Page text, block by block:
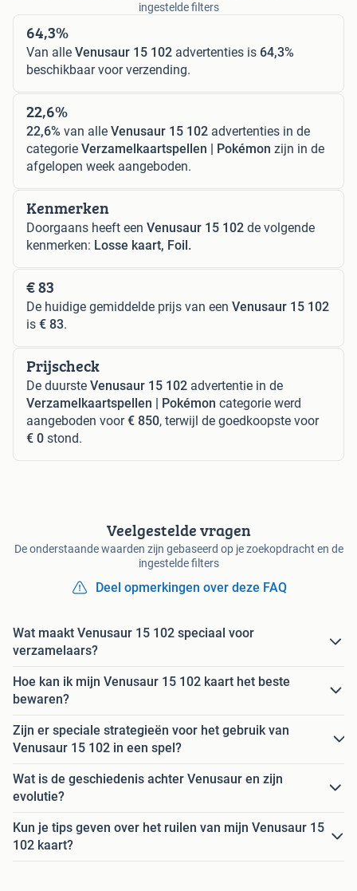
ingestelde filters
64,3%
Van alle Venusaur 15 102 advertenties is 64,3%
beschikbaar voor verzending.
22,6%
22,6% van alle Venusaur 15 102 advertenties in de
categorie Verzamelkaartspellen | Pokémon zijn in de
afgelopen week aangeboden.
Kenmerken
Doorgaans heeft een Venusaur 15 102 de volgende
kenmerken: Losse kaart, Foil.
€ 83
De huidige gemiddelde prijs van een Venusaur 15 102
is € 83.
Prijscheck
De duurste Venusaur 15 102 advertentie in de
Verzamelkaartspellen | Pokémon categorie werd
aangeboden voor€ 850, terwijl de goedkoopste voor
€ 0 stond.
Veelgestelde vragen
De onderstaande waarden zijn gebaseerd op je zoekopdracht en de
ingestelde filters
Deel opmerkingen over deze FAQ
Wat maakt Venusaur 15 102 speciaal voor
verzamelaars?
Hoe kan ik mijn Venusaur 15 102 kaart het beste
bewaren?
Zijn er speciale strategieën voor het gebruik van
Venusaur 15 102 in een spel?
Wat is de geschiedenis achter Venusaur en zijn
evolutie?
Kun je tips geven over het ruilen van mijn Venusaur 15
102 kaart?